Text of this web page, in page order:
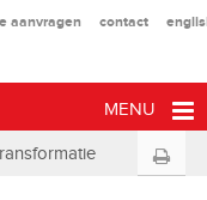
aanvragen contact
MENU